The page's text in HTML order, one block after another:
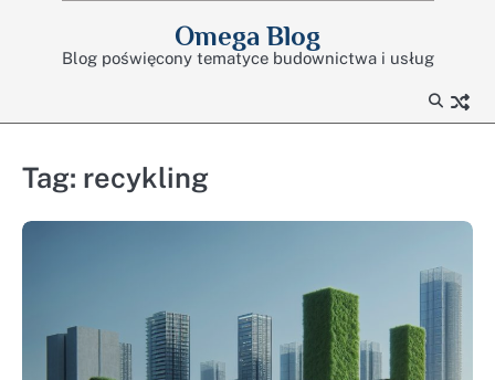
Omega Blog
Blog poświęcony tematyce budownictwa i usług
Tag: recykling